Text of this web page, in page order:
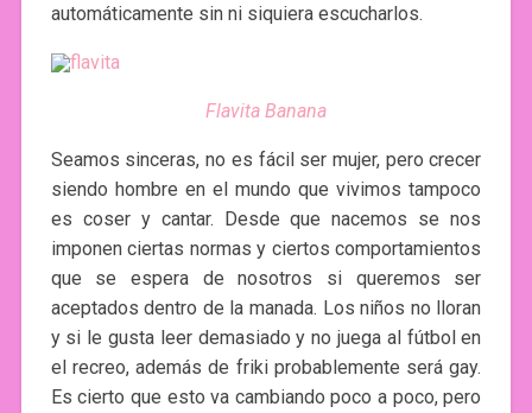
automáticamente sin ni siquiera escucharlos.
Flavita Banana
Seamos sinceras, no es fácil ser mujer, pero crecer
siendo hombre en el mundo que vivimos tampoco
es coser y cantar. Desde que nacemos se nos
imponen ciertas normas y ciertos comportamientos
que se espera de nosotros si queremos ser
aceptados dentro de la manada. Los niños no lloran
y si le gusta leer demasiado y no juega al fútbol en
el recreo, además de friki probablemente será gay.
Es cierto que esto va cambiando poco a poco, pero